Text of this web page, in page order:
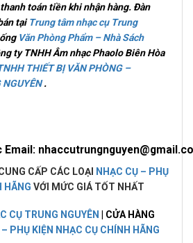
toán tiền khi nhận hàng. Đàn
tạiTrung tâm nhạc cụ Trung
Văn Phòng Phẩm – Nhà Sách
ty TNHH Âm nhạc Phaolo Biên Hòa
THIẾT BỊ VĂN PHÒNG –
NGUYÊN.
Email:
CẤP CÁC LOẠI
NHẠC CỤ – PHỤ
HÃNG VỚI MỨC GIÁ TỐT NHẤT
CỤ TRUNG NGUYÊN
| CỬA HÀNG
– PHỤ KIỆN NHẠC CỤ CHÍNH HÃNG